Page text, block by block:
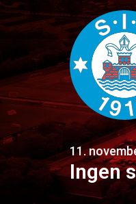
11.
Ingen